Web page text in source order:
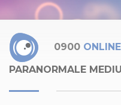
0900
PARANORMALE